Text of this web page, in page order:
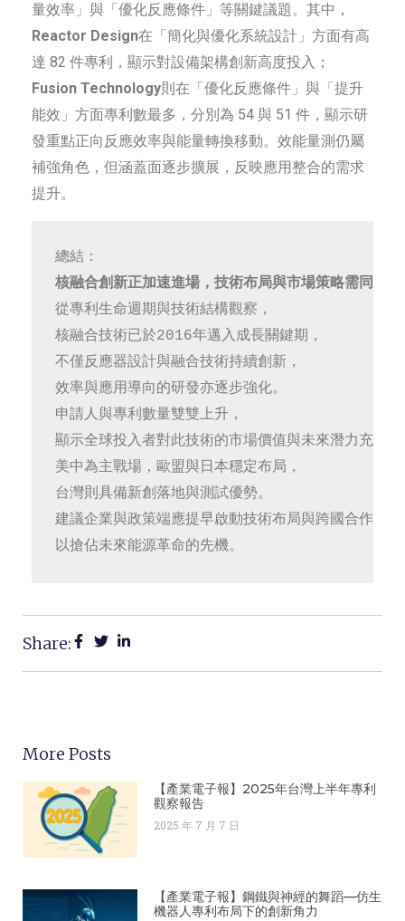
量效率」與「優化反應條件」等關鍵議題。其中，
Reactor Design在「簡化與優化系統設計」方面有高
達 82 件專利，顯示對設備架構創新高度投入；
Fusion Technology則在「優化反應條件」與「提升
能效」方面專利數最多，分別為 54 與 51 件，顯示研
發重點正向反應效率與能量轉換移動。效能量測仍屬
補強角色，但涵蓋面逐步擴展，反映應用整合的需求
提升。
總結：
核融合創新正加速進場，技術布局與市場策略需同步啟
從專利生命週期與技術結構觀察，
核融合技術已於2016年邁入成長關鍵期，
不僅反應器設計與融合技術持續創新，
效率與應用導向的研發亦逐步強化。
申請人與專利數量雙雙上升，
顯示全球投入者對此技術的市場價值與未來潛力充滿
美中為主戰場，歐盟與日本穩定布局，
台灣則具備新創落地與測試優勢。
建議企業與政策端應提早啟動技術布局與跨國合作策略
以搶佔未來能源革命的先機。
Share:
More Posts
【產業電子報】2025年台灣上半年專利
觀察報告
2025 年 7 月 7 日
【產業電子報】鋼鐵與神經的舞蹈—仿生
機器人專利布局下的創新角力